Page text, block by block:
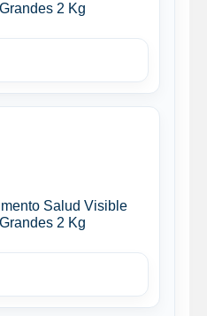
2 Kg
Salud Visible
2 Kg